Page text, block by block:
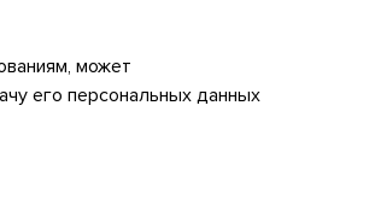
может
его персональных данных